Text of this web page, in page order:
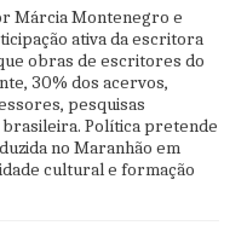
Márcia Montenegro e
ativa da escritora
obras de escritores do
30% dos acervos,
pesquisas
brasileira. Política pretende
no Maranhão em
cultural e formação